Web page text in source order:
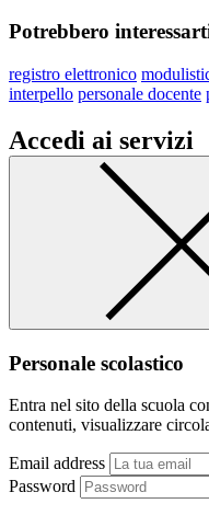
Potrebbero
registro elettronico
interpello personale docente
Accedi ai servizi
Personale scolastico
Entra nel sito della scuola
contenuti, visualizzare
Email address
Password